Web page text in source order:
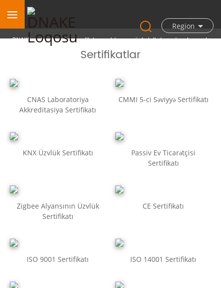
Region
Mükafatlar və Sertifikatlar
DNAKE məhsul mükəmməlliyinə və biznes göstəricilərinə görə davamlı
olaraq mükafatlandırılıb və tanınıb.
Sertifikatlar
CNAS Laboratoriya
Akkreditasiya Sertifikatı
CMMI 5-ci Səviyyə Sertifikatı
KNX Üzvlük Sertifikatı
Passiv Ev Ticarətçisi
Sertifikatı
Zigbee Alyansının Üzvlük
Sertifikatı
CE Sertifikatı
ISO 9001 Sertifikatı ISO 14001 Sertifikatı